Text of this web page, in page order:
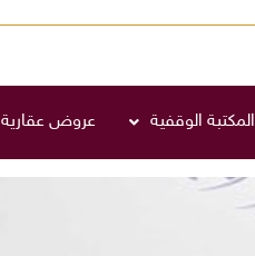
المكتبة الوقفية عروض عقارية